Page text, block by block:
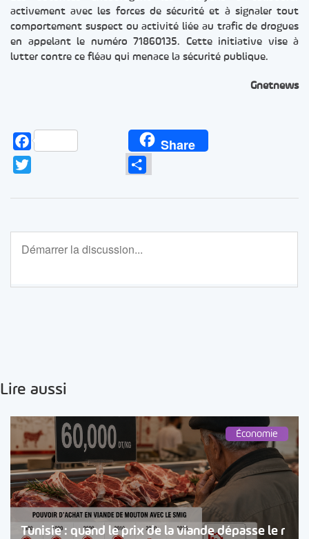
activement avec les forces de sécurité et à signaler tout
comportement suspect ou activité liée au trafic de drogues
en appelant le numéro 71860135. Cette initiative vise à
lutter contre ce fléau qui menace la sécurité publique.
Gnetnews
Facebook Share
Lire aussi
Économie
Tunisie : quand le prix de la viande dépasse le r